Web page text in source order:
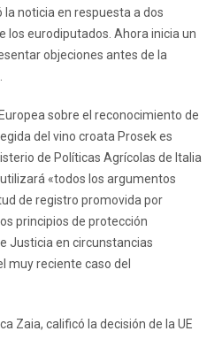
la noticia en respuesta a dos
los eurodiputados. Ahora inicia un
objeciones antes de la
sobre el reconocimiento de
del vino croata Prosek es
de Políticas Agrícolas de Italia
«todos los argumentos
de registro promovida por
principios de protección
Justicia en circunstancias
muy reciente caso del
Zaia, calificó la decisión de la UE